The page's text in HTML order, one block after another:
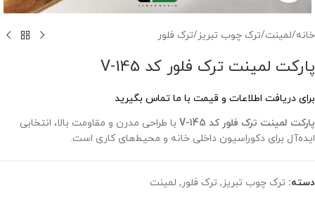
خانه/لمینت/ترک چوب تبریز/ترک فلور
پارکت لمینت ترک فلور کد V-145
برای دریافت اطلاعات و قیمت با ما تماس بگیرید
پارکت لمینت ترک فلور کد V-145
با طراحی مدرن و مقاومت بالا، انتخابی
ایده‌آل برای دکوراسیون داخلی خانه و محیط‌های کاری است.
دسته: ترک چوب تبریز , ترک فلور , لمینت